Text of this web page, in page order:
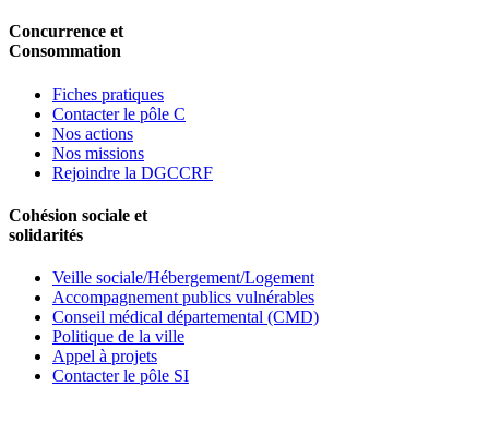
Concurrence et
Consommation
Fiches pratiques
Contacter le pôle C
Nos actions
Nos missions
Rejoindre la DGCCRF
Cohésion sociale et
solidarités
Veille sociale/Hébergement/Logement
Accompagnement publics vulnérables
Conseil médical départemental (CMD)
Politique de la ville
Appel à projets
Contacter le pôle SI